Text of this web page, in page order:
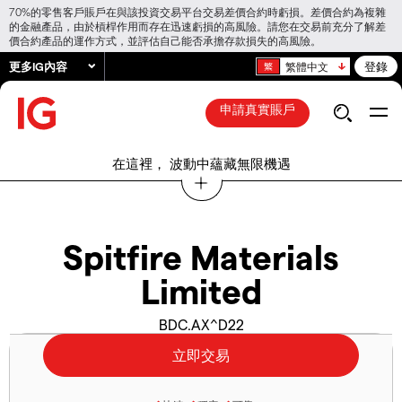
70%的零售客戶賬戶在與該投資交易平台交易差價合約時虧損。差價合約為複雜
的金融產品，由於槓桿作用而存在迅速虧損的高風險。請您在交易前充分了解差
價合約產品的運作方式，並評估自己能否承擔存款損失的高風險。
更多IG內容 繁體中文 登錄
申請真實賬戶
在這裡， 波動中蘊藏無限機遇
Spitfire Materials
Limited
BDC.AX^D22